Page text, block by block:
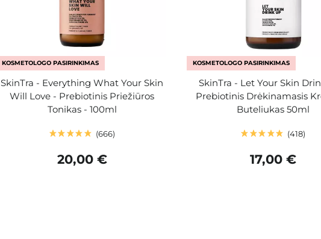
KOSMETOLOGO PASIRINKIMAS
SkinTra - Everything What Your Skin
Will Love - Prebiotinis Priežiūros
Tonikas - 100ml
666
20,00 €
KOSMETOLOGO PASIRINKIMAS
SkinTra - Let Your Skin
Prebiotinis Drėkinamasis
Buteliukas 50ml
418
17,00 €